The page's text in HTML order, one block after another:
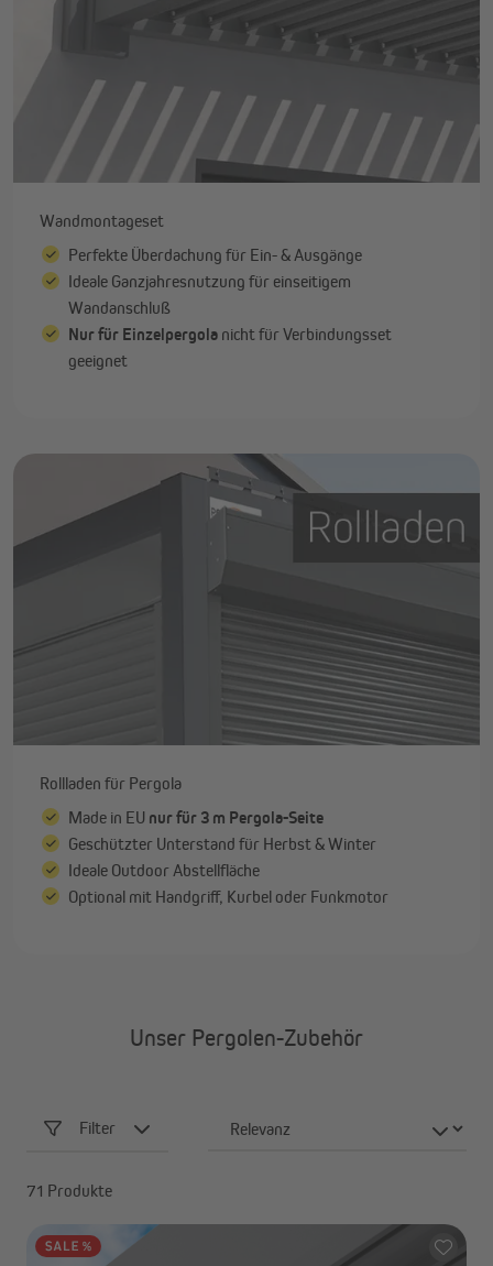
Wandmontageset
Perfekte Überdachung für Ein- & Ausgänge
Ideale Ganzjahresnutzung für einseitigem
Wandanschluß
Nur für Einzelpergola nicht für Verbindungsset
geeignet
Rollladen für Pergola
Made in EU nur für 3 m Pergola-Seite
Geschützter Unterstand für Herbst & Winter
Ideale Outdoor Abstellfläche
Optional mit Handgriff, Kurbel oder Funkmotor
Unser Pergolen-Zubehör
Filter
71 Produkte